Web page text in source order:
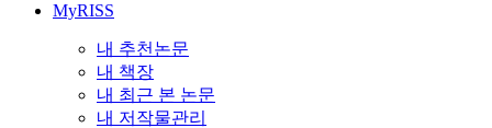
MyRISS
내 추천논문
내 책장
내 최근 본 논문
내 저작물관리